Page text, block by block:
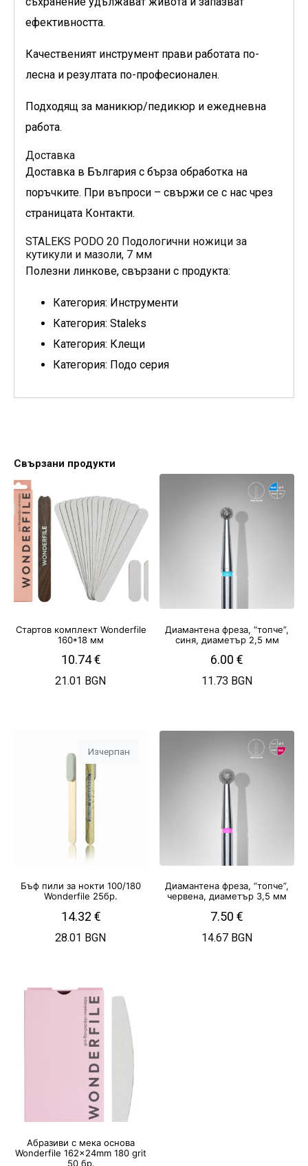
ефективността.
Качественият инструмент прави работата по-
лесна и резултата по-професионален.
Подходящ за маникюр/педикюр и ежедневна
работа.
Доставка
Доставка в България с бърза обработка на
поръчките. При въпроси – свържи се с нас чрез
страницата Контакти.
STALEKS PODO 20 Подологични ножици за
кутикули и мазоли, 7 мм
Полезни линкове, свързани с продукта:
Категория: Инструменти
Категория: Staleks
Категория: Клещи
Категория: Подо серия
Свързани продукти
Стартов комплект Wonderfile
160*18 мм
10.74€
21.01 BGN
Диамантена фреза, “топче”,
синя, диаметър 2,5 мм
6.00€
11.73 BGN
Изчерпан
Бъф пили за нокти 100/180
Wonderfile 25бр.
14.32 €
28.01 BGN
Диамантена фреза, “топче”,
червена, диаметър 3,5 мм
7.50€
14.67 BGN
Абразиви с мека основа
Wonderfile 162x24mm 180 grit
50 бр.